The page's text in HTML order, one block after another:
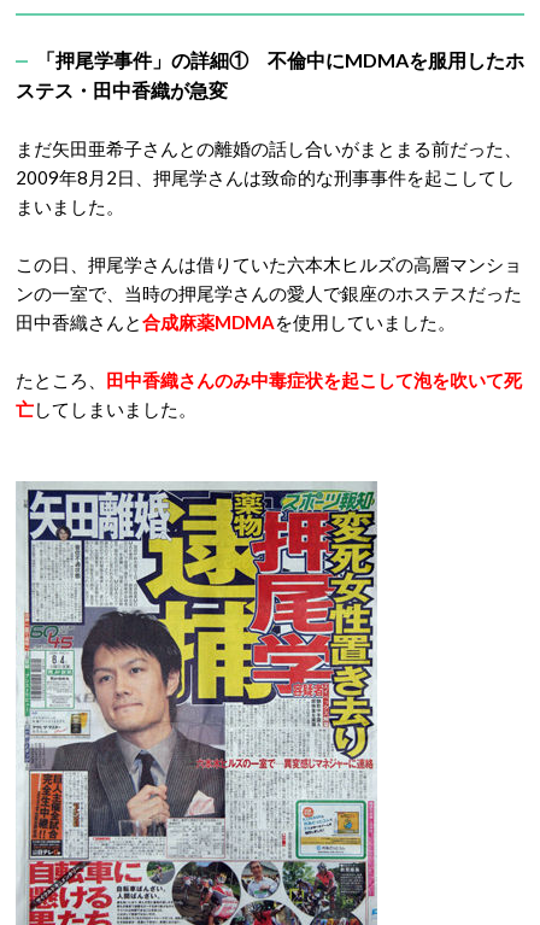
「押尾学事件」の詳細① 不倫中にMDMAを服用したホ
ステス・田中香織が急変
まだ矢田亜希子さんとの離婚の話し合いがまとまる前だった、
2009年8月2日、押尾学さんは致命的な刑事事件を起こしてし
まいました。
この日、押尾学さんは借りていた六本木ヒルズの高層マンショ
ンの一室で、当時の押尾学さんの愛人で銀座のホステスだった
田中香織さんと合成麻薬MDMAを使用していました。
たところ、 田中香織さんのみ中毒症状を起こして泡を吹いて死
亡してしまいました。